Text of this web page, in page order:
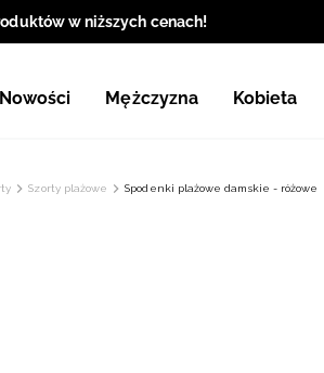
w niższych cenach!
Nowości Mężczyzna Kobieta
Szorty plażowe Spodenki plażowe damskie - różowe